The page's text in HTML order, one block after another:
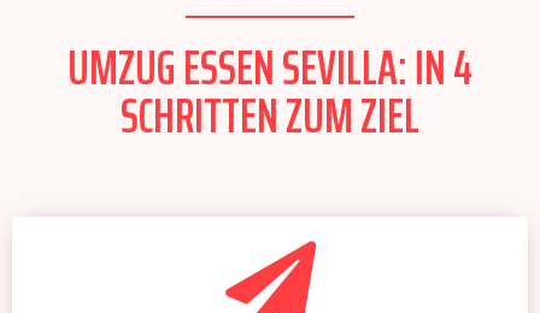
UMZUG ESSEN SEVILLA: IN 4
SCHRITTEN ZUM ZIEL